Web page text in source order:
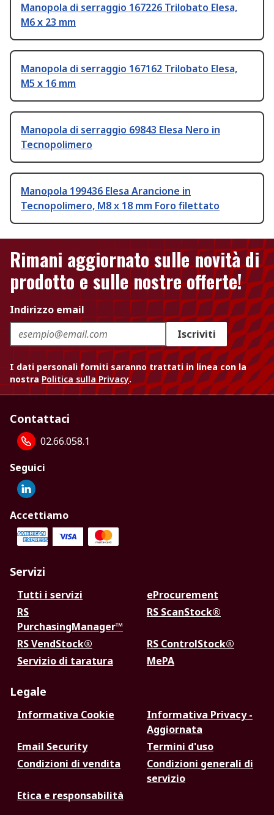
Manopola di serraggio 167226 Trilobato Elesa,
M6 x 23 mm
Manopola di serraggio 167162 Trilobato Elesa,
M5 x 16 mm
Manopola di serraggio 69843 Elesa Nero in
Tecnopolimero
Manopola 199436 Elesa Arancione in
Tecnopolimero, M8 x 18 mm Foro filettato
Rimani aggiornato sulle novità di
prodotto e sulle nostre offerte!
Indirizzo email
Iscriviti
I dati personali forniti saranno trattati in linea con la
nostra Politica sulla Privacy.
Contattaci
02.66.058.1
Seguici
Accettiamo
Servizi
Tutti i servizi
eProcurement
RS
PurchasingManager™
RS ScanStock®
RS VendStock®
RS ControlStock®
Servizio di taratura
MePA
Legale
Informativa Cookie
Informativa Privacy -
Aggiornata
Email Security
Termini d'uso
Condizioni di vendita
Condizioni generali di
servizio
Etica e responsabilità